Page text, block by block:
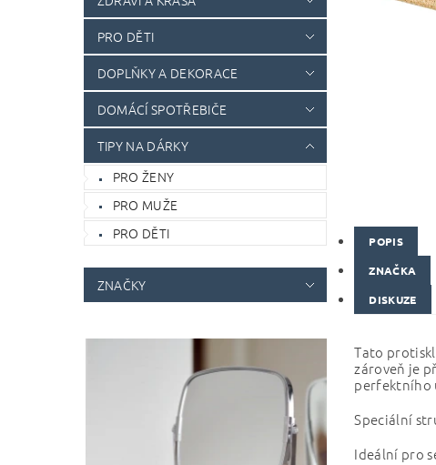
PRO DĚTI
DOPLŇKY A DEKORACE
DOMÁCÍ SPOTŘEBIČE
TIPY NA DÁRKY
PRO ŽENY
PRO MUŽE
PRO DĚTI
ZNAČKY
POPIS
ZNAČKA
DISKUZE
Tato
zároveň je
perfektního
Speciální
Ideální pro